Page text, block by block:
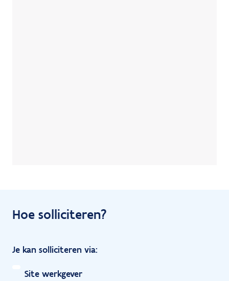
Hoe solliciteren?
Je kan solliciteren via:
Site werkgever